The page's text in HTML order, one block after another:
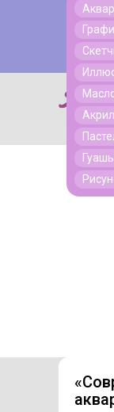
Акрил
Гуашь
«